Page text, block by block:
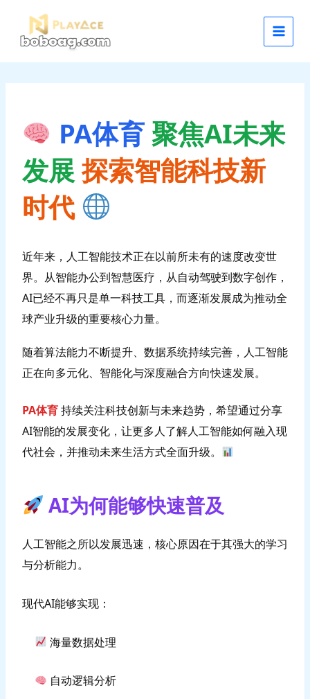
PA体育聚焦AI未来
发展 探索智能科技新
时代
近年来，人工智能技术正在以前所未有的速度改变世
界。从智能办公到智慧医疗，从自动驾驶到数字创作，
AI已经不再只是单一科技工具，而逐渐发展成为推动全
球产业升级的重要核心力量。
随着算法能力不断提升、数据系统持续完善，人工智能
正在向多元化、智能化与深度融合方向快速发展。
PA体育持续关注科技创新与未来趋势，希望通过分享
AI智能的发展变化，让更多人了解人工智能如何融入现
代社会，并推动未来生活方式全面升级。
AI为何能够快速普及
人工智能之所以发展迅速，核心原因在于其强大的学习
与分析能力。
现代AI能够实现：
海量数据处理
自动逻辑分析